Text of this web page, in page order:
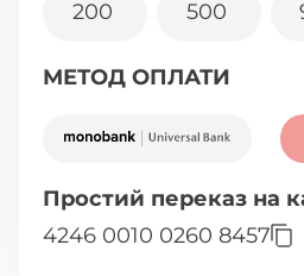
200 500
МЕТОД ОПЛАТИ
Простий переказ на
4246 0010 0260 8457